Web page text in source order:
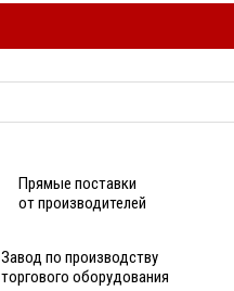
Прямые поставки
от производителей
Завод по производству
торгового оборудования